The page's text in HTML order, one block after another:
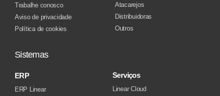
Trabalhe conosco
Aviso de privacidade
Política de cookies
Atacarejos
Distribuidoras
Outros
Sistemas
ERP
ERP Linear
Serviços
Linear Cloud